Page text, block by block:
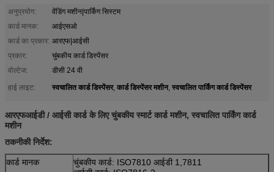
अनुप्रयोग:
वेंडिंग मशीन|पार्किंग सिस्टम
कार्ड मानक:
आईएसओ
कार्ड का प्रकार: आरएफ|आईसी
प्रकार:
चुंबकीय कार्ड डिस्पेंसर
वोल्टेज:
डीसी 24 वी
हाई लाइट:
स्वचालित कार्ड डिस्पेंसर, कार्ड डिस्पेंसर मशीन, स्वचालित पार्किंग कार्ड डिस्पेंसर
आरएफआईडी / आईसी कार्ड के लिए चुंबकीय स्मार्ट कार्ड मशीन, स्वचालित पार्किंग कार्ड
मशीन
तकनीकी निर्देश:
कार्ड मानक
चुंबकीय कार्ड: ISO7810 आईडी 1,7811